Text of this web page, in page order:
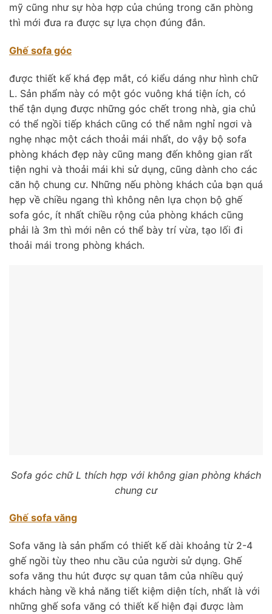
mỹ cũng như sự hòa hợp của chúng trong căn phòng
thì mới đưa ra được sự lựa chọn đúng đắn.
Ghế sofa góc
được thiết kế khá đẹp mắt, có kiểu dáng như hình chữ
L. Sản phẩm này có một góc vuông khá tiện ích, có
thể tận dụng được những góc chết trong nhà, gia chủ
có thể ngồi tiếp khách cũng có thể nằm nghỉ ngơi và
nghẹ nhạc một cách thoải mái nhất, do vậy bộ sofa
phòng khách đẹp này cũng mang đến không gian rất
tiện nghi và thoải mái khi sử dụng, cũng dành cho các
căn hộ chung cư. Những nếu phòng khách của bạn quá
hẹp về chiều ngang thì không nên lựa chọn bộ ghế
sofa góc, ít nhất chiều rộng của phòng khách cũng
phải là 3m thì mới nên có thể bày trí vừa, tạo lối đi
thoải mái trong phòng khách.
Sofa góc chữ L thích hợp với không gian phòng khách
chung cư
Ghế sofa văng
Sofa văng là sản phẩm có thiết kế dài khoảng từ 2-4
ghế ngồi tùy theo nhu cầu của người sử dụng. Ghế
sofa văng thu hút được sự quan tâm của nhiều quý
khách hàng về khả năng tiết kiệm diện tích, nhất là với
những ghế sofa văng có thiết kế hiện đại được làm